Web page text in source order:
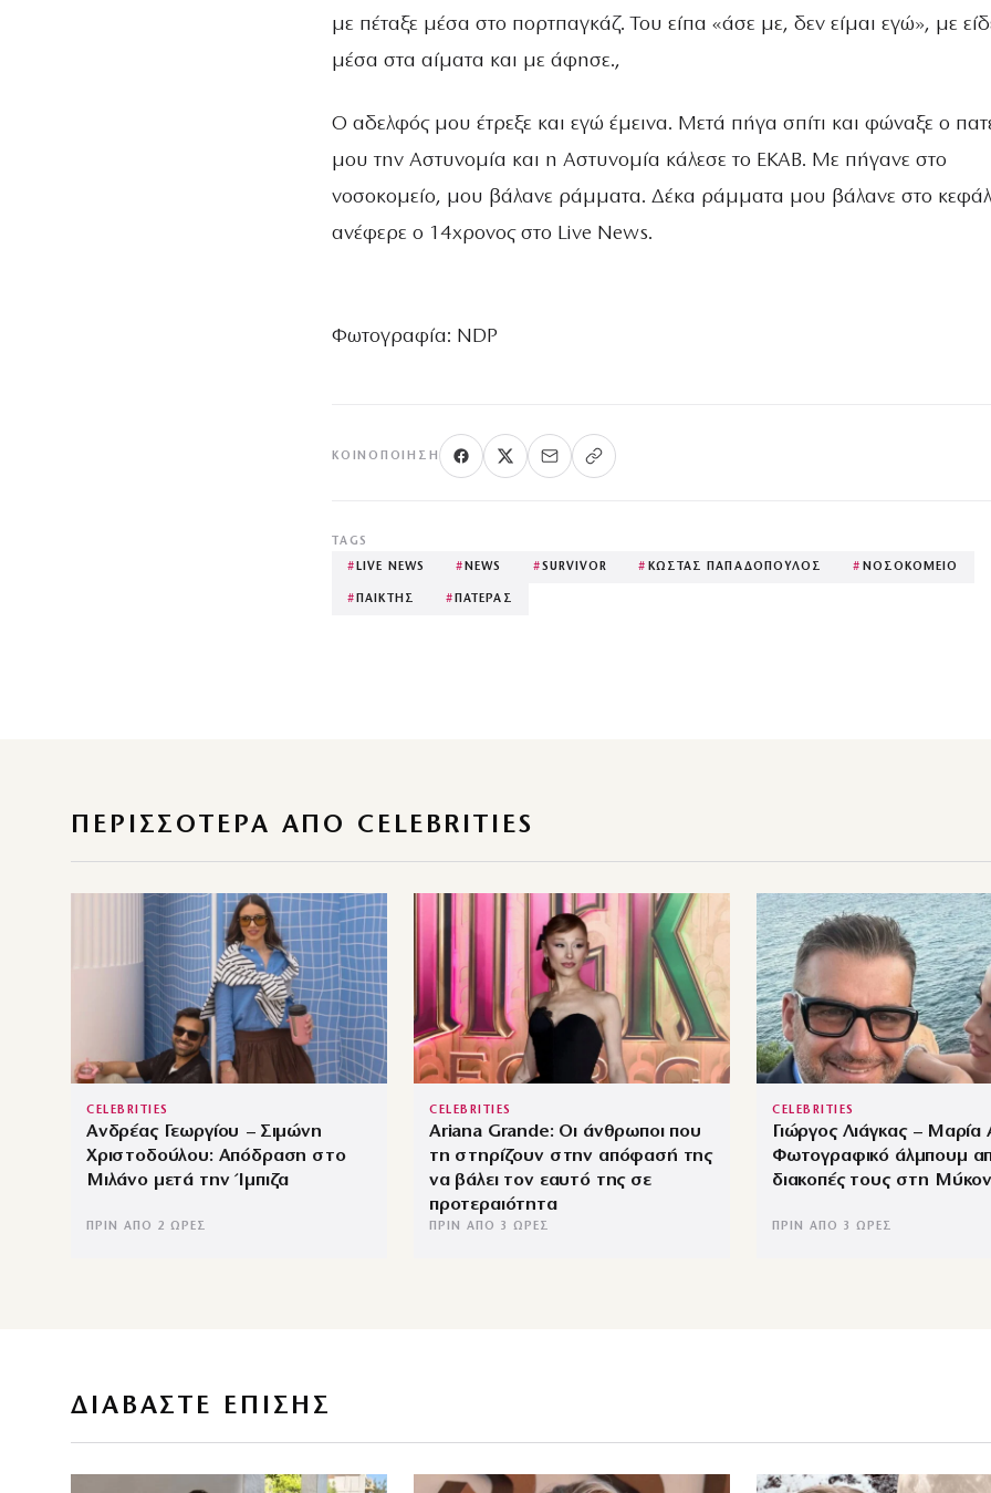
με πέταξε μέσα στο πορτπαγκάζ. Του είπα «άσε με, δεν είμαι εγώ», με
μέσα στα αίματα και με άφησε.,
Ο αδελφός μου έτρεξε και εγώ έμεινα. Μετά πήγα σπίτι και φώναξε ο
μου την Αστυνομία και η Αστυνομία κάλεσε το ΕΚΑΒ. Με πήγανε στο
νοσοκομείο, μου βάλανε ράμματα. Δέκα ράμματα μου βάλανε στο
ανέφερε ο 14χρονος στο Live News.
Φωτογραφία: NDP
ΚΟΙΝΟΠΟΊΗΣΗ
TAGS
#LIVE NEWS #NEWS #SURVIVOR # ΚΩΣΤΑΣ ΠΑΠΑΔΟΠΟΥΛΟΣ # ΝΟΣΟΚΟΜΕΙΟ
#ΠΑΙΚΤΗΣ #ΠΑΤΕΡΑΣ
ΠΕΡΙΣΣΌΤΕΡΑ ΑΠΌ CELEBRITIES
CELEBRITIES
Ανδρέας Γεωργίου – Σιμώνη
Χριστοδούλου: Απόδραση στο
Μιλάνο μετά την Ίμπιζα
ΠΡΙΝ ΑΠΌ 2 ΏΡΕΣ
CELEBRITIES
Ariana Grande: Οι άνθρωποι που
τη στηρίζουν στην απόφασή της
να βάλει τον εαυτό της σε
προτεραιότητα
ΠΡΙΝ ΑΠΌ 3 ΏΡΕΣ
CELEBRITIES
Γιώργος Λιάγκας –
Φωτογραφικό άλμπουμ
διακοπές τους στη
ΠΡΙΝ ΑΠΌ 3 ΏΡΕΣ
ΔΙΑΒΑΣΤΕ ΕΠΙΣΗΣ